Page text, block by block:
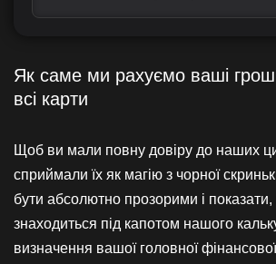
Як саме ми рахуємо ваші
всі карти
Щоб ви мали повну довіру до наших
сприймали їх як магію з чорної
бути абсолютно прозорими і
знаходиться під капотом нашого
визначення вашої головної